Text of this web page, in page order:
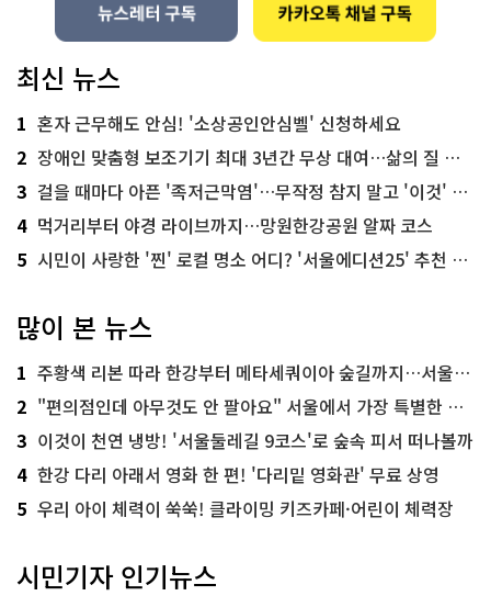
최신 뉴스
1 혼자 근무해도 안심! '소상공인안심벨' 신청하세요
2 장애인 맞춤형 보조기기 최대 3년간 무상 대여…삶의 질 높인다
3 걸을 때마다 아픈 '족저근막염'…무작정 참지 말고 '이것' 해보세요!
4 먹거리부터 야경 라이브까지…망원한강공원 알짜 코스
5 시민이 사랑한 '찐' 로컬 명소 어디? '서울에디션25' 추천 코스
많이 본 뉴스
1 주황색 리본 따라 한강부터 메타세쿼이아 숲길까지…서울둘레길 15코스
2 "편의점인데 아무것도 안 팔아요" 서울에서 가장 특별한 편의점의 정체
3 이것이 천연 냉방! '서울둘레길 9코스'로 숲속 피서 떠나볼까
4 한강 다리 아래서 영화 한 편! '다리밑 영화관' 무료 상영
5 우리 아이 체력이 쑥쑥! 클라이밍 키즈카페·어린이 체력장
시민기자 인기뉴스